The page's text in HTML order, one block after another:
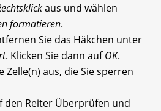
aus und wählen
formatieren.
Sie das Häkchen unter
. Klicken Sie dann aufOK.
Zelle(n) aus, die Sie sperren
den Reiter Überprüfen und